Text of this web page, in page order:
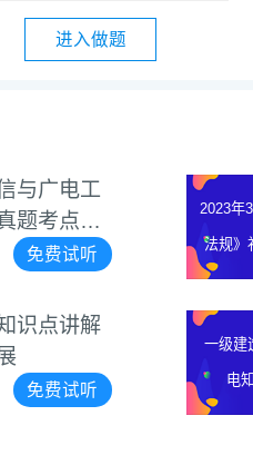
进入做题
年3月一建《工程法
考卷真题解析视频
造师通信与广电知
解